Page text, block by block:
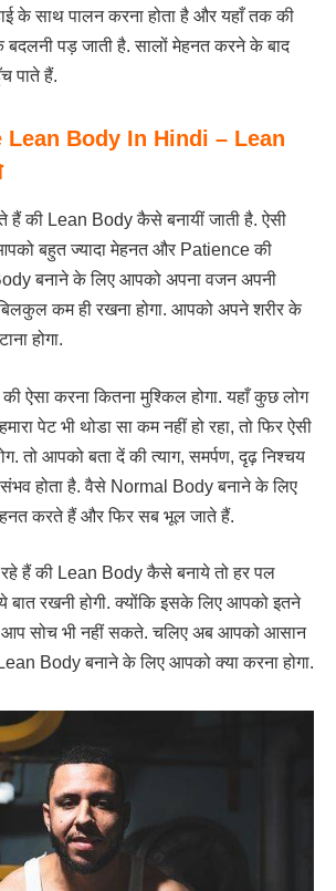
के साथ पालन करना होता है और यहाँ तक की
बदलनी पड़ जाती है. सालों मेहनत करने के बाद
पाते हैं.
Lean Body In Hindi – Lean
हैं की Lean Body कैसे बनायीं जाती है. ऐसी
बहुत ज्यादा मेहनत और Patience की
बनाने के लिए आपको अपना वजन अपनी
कम ही रखना होगा. आपको अपने शरीर के
होगा.
ऐसा करना कितना मुश्किल होगा. यहाँ कुछ लोग
पेट भी थोडा सा कम नहीं हो रहा, तो फिर ऐसी
तो आपको बता दें की त्याग, समर्पण, दृढ़ निश्चय
होता है. वैसे Normal Body बनाने के लिए
करते हैं और फिर सब भूल जाते हैं.
हैं की Lean Body कैसे बनाये तो हर पल
बात रखनी होगी. क्योंकि इसके लिए आपको इतने
आप सोच भी नहीं सकते. चलिए अब आपको आसान
Body बनाने के लिए आपको क्या करना होगा.